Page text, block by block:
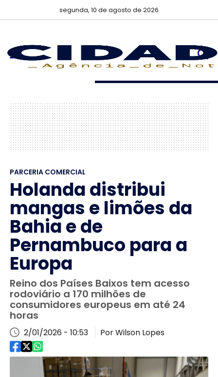
segunda, 10 de agosto de 2026
PARCERIA COMERCIAL
Holanda distribui
mangas e limões da
Bahia e de
Pernambuco para a
Europa
Reino dos Países Baixos tem acesso
rodoviário a 170 milhões de
consumidores europeus em até 24
horas
2/01/2026 - 10:53 Por Wilson Lopes